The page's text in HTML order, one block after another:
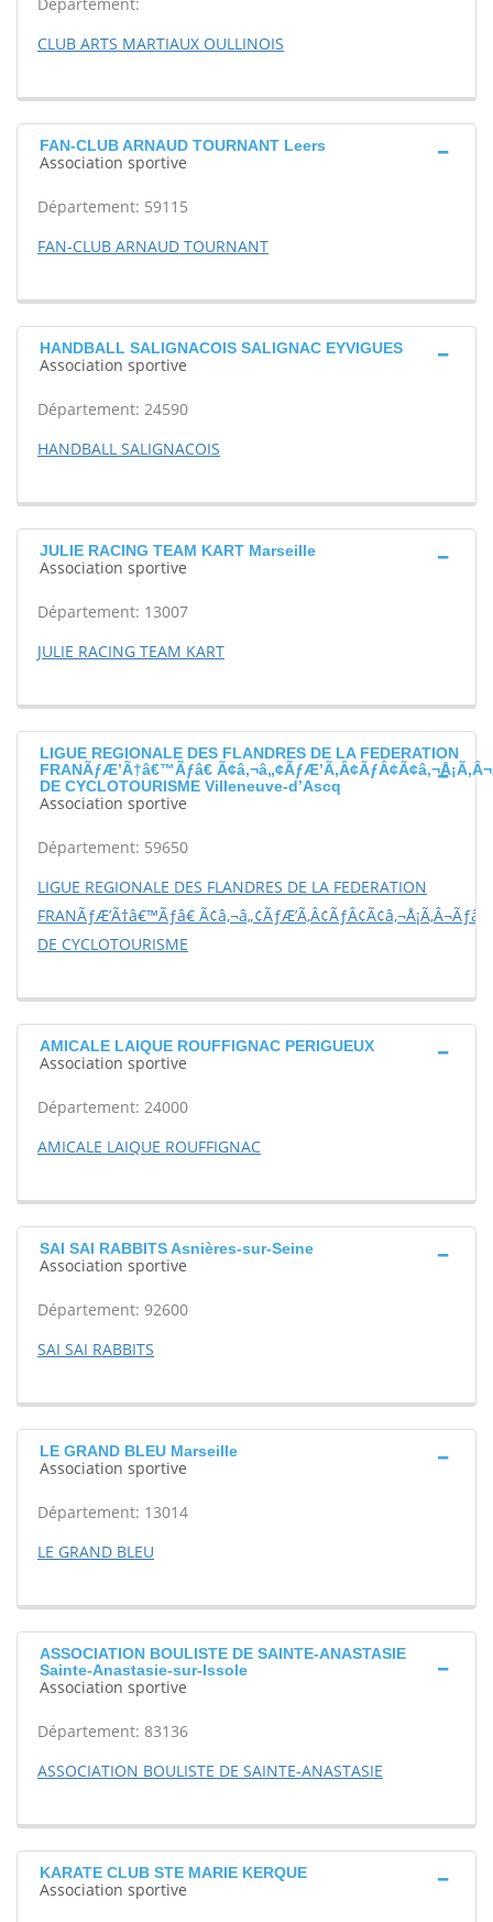
CLUB ARTS MARTIAUX OULLINOIS
FAN-CLUB ARNAUD TOURNANT Leers
Association sportive
Département: 59115
FAN-CLUB ARNAUD TOURNANT
HANDBALL SALIGNACOIS SALIGNAC EYVIGUES
Association sportive
Département: 24590
HANDBALL SALIGNACOIS
JULIE RACING TEAM KART Marseille
Association sportive
Département: 13007
JULIE RACING TEAM KART
LIGUE REGIONALE DES FLANDRES DE LA FEDERATION
FRANÃƒÆ’Ã†â€™Ãƒâ€
DE CYCLOTOURISME Villeneuve-d’Ascq
Association sportive
Département: 59650
LIGUE REGIONALE DES FLANDRES DE LA FEDERATION
FRANÃƒÆ’Ã†â€™Ãƒâ€
DE CYCLOTOURISME
AMICALE LAIQUE ROUFFIGNAC PERIGUEUX
Association sportive
Département: 24000
AMICALE LAIQUE ROUFFIGNAC
SAI SAI RABBITS Asnières-sur-Seine
Association sportive
Département: 92600
SAI SAI RABBITS
LE GRAND BLEU Marseille
Association sportive
Département: 13014
LE GRAND BLEU
ASSOCIATION BOULISTE DE SAINTE-ANASTASIE
Sainte-Anastasie-sur-Issole
Association sportive
Département: 83136
ASSOCIATION BOULISTE DE SAINTE-ANASTASIE
KARATE CLUB STE MARIE KERQUE
Association sportive